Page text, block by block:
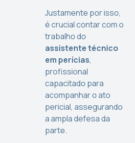
Justamente por isso,
é crucial contar com o
trabalho do
assistente técnico
em perícias,
profissional
capacitado para
acompanhar o ato
pericial, assegurando
a ampla defesa da
parte.